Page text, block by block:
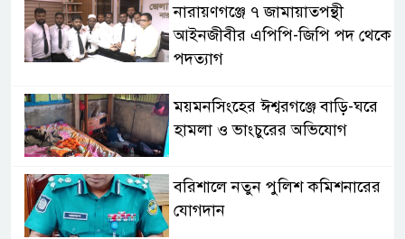
নারায়ণগঞ্জে ৭ জামায়াতপন্থী
আইনজীবীর এপিপি-জিপি পদ থেকে
পদত্যাগ
ময়মনসিংহের ঈশ্বরগঞ্জে বাড়ি-ঘরে
হামলা ও ভাংচুরের অভিযোগ
বরিশালে নতুন পুলিশ কমিশনারের
যোগদান